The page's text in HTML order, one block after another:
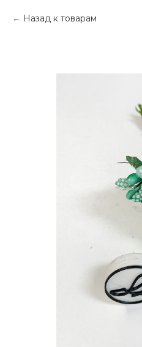
Назад к товарам